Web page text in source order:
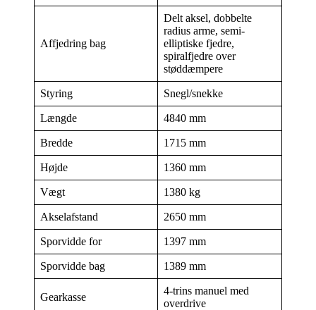
Affjedring bag
Delt aksel, dobbelte
radius arme, semi-
elliptiske fjedre,
spiralfjedre over
støddæmpere
Styring Snegl/snekke
Længde 4840 mm
Bredde 1715 mm
Højde 1360 mm
Vægt 1380 kg
Akselafstand 2650 mm
Sporvidde for 1397 mm
Sporvidde bag 1389 mm
Gearkasse
4-trins manuel med
overdrive